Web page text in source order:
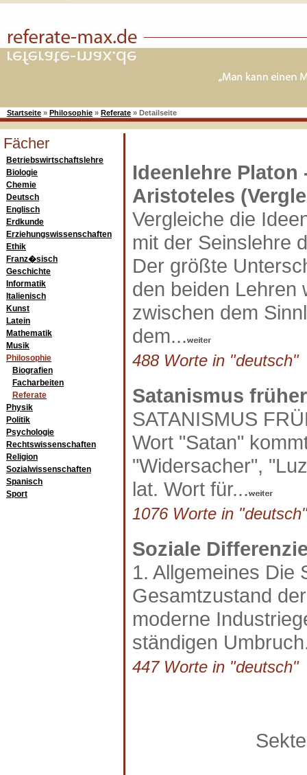
Startseite » Philosophie » Referate » Detailseite
Fächer
Betriebswirtschaftslehre
Biologie
Chemie
Deutsch
Englisch
Erdkunde
Erziehungswissenschaften
Ethik
Franz�sisch
Geschichte
Informatik
Italienisch
Kunst
Latein
Mathematik
Musik
Philosophie
Biografien
Facharbeiten
Referate
Physik
Politik
Psychologie
Rechtswissenschaften
Religion
Sozialwissenschaften
Spanisch
Sport
Ideenlehre Platon
Aristoteles (Vergle
Vergleiche die
mit der Seinslehre
Der größte
den beiden Lehren
zwischen dem
dem...
488 Worte in
Satanismus
SATANISMUS
Wort "Satan"
"Widersacher",
lat. Wort für...
1076 Worte in
Soziale
1. Allgemeines Die
Gesamtzustand
moderne
ständigen
447 Worte in